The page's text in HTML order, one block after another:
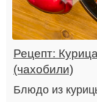
Рецепт:
(чахобили)
Блюдо из